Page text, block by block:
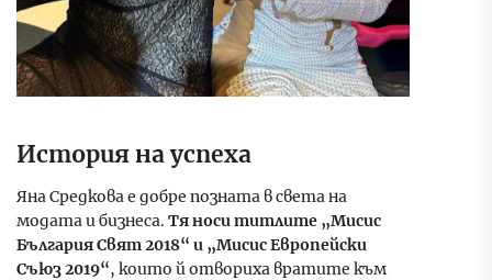
История на успеха
Яна Средкова е добре позната в света на
модата и бизнеса. Тя носи титлите „Мисис
България Свят 2018“ и „Мисис Европейски
Съюз 2019“, които й отвориха вратите към